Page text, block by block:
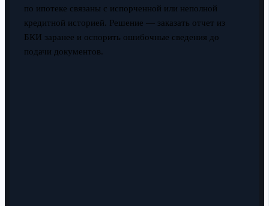
по ипотеке связаны с испорченной или неполной
кредитной историей. Решение — заказать отчет из
БКИ заранее и оспорить ошибочные сведения до
подачи документов.